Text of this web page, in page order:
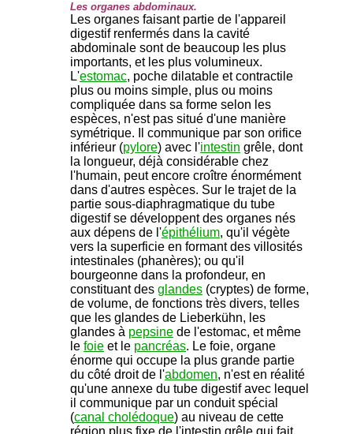
Les organes abdominaux.
Les organes faisant partie de l'appareil
digestif renfermés dans la cavité
abdominale sont de beaucoup les plus
importants, et les plus volumineux.
L'estomac, poche dilatable et contractile
plus ou moins simple, plus ou moins
compliquée dans sa forme selon les
espèces, n'est pas situé d'une manière
symétrique. Il communique par son orifice
inférieur (pylore) avec l'intestin grêle, dont
la longueur, déjà considérable chez
l'humain, peut encore croître énormément
dans d'autres espèces. Sur le trajet de la
partie sous-diaphragmatique du tube
digestif se développent des organes nés
aux dépens de l'épithélium, qu'il végète
vers la superficie en formant des villosités
intestinales (phanères); ou qu'il
bourgeonne dans la profondeur, en
constituant des glandes (cryptes) de forme,
de volume, de fonctions très divers, telles
que les glandes de Lieberkühn, les
glandes à pepsine de l'estomac, et même
le foie et le pancréas. Le foie, organe
énorme qui occupe la plus grande partie
du côté droit de l'abdomen, n'est en réalité
qu'une annexe du tube digestif avec lequel
il communique par un conduit spécial
(canal cholédoque) au niveau de cette
région plus fixe de l'intestin grêle qui fait